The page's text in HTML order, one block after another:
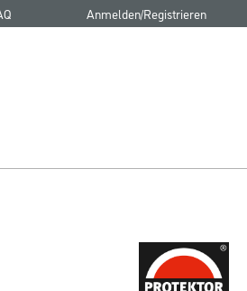
Anmelden/Registrieren